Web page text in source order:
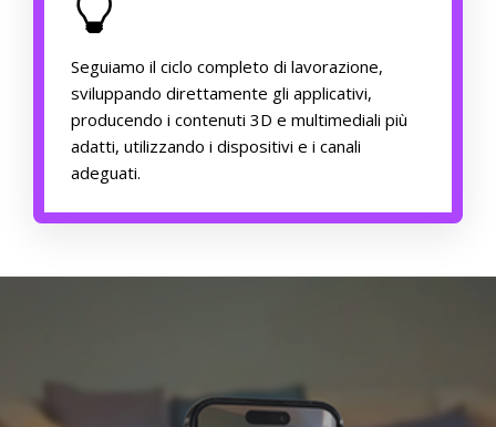
Seguiamo il ciclo completo di lavorazione,
sviluppando direttamente gli applicativi,
producendo i contenuti 3D e multimediali più
adatti, utilizzando i dispositivi e i canali
adeguati.